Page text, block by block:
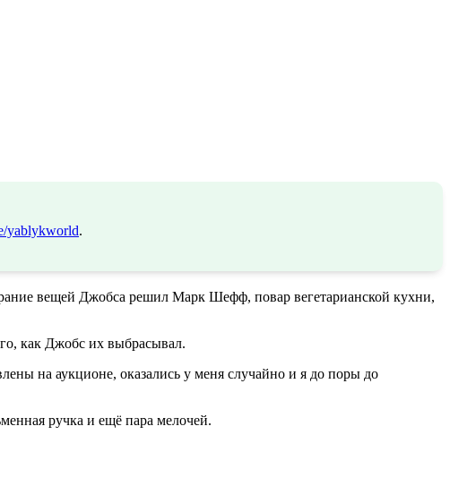
yablykworld.
вещей Джобса решил Марк Шефф, повар вегетарианской кухни,
как Джобс их выбрасывал.
на аукционе, оказались у меня случайно и я до поры до
ручка и ещё пара мелочей.